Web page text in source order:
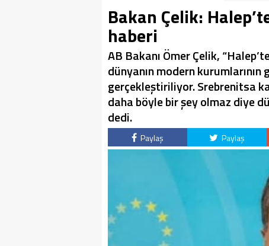
Bakan Çelik:
haberi
AB Bakanı Ömer Çelik,
dünyanın modern
gerçekleştiriliyor. Srebrenitsa
daha böyle bir şey olmaz diye
dedi.
Paylaş Paylaş